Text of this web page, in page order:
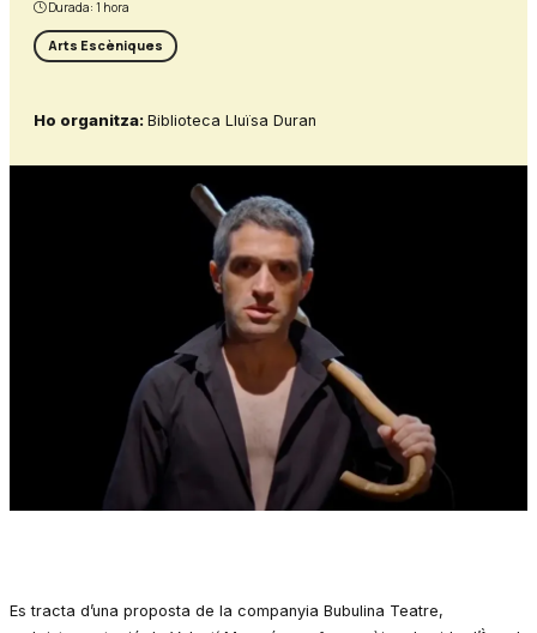
Durada: 1 hora
Arts Escèniques
Ho organitza: Biblioteca Lluïsa Duran
Es tracta d’una proposta de la companyia Bubulina Teatre,